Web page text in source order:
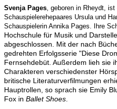
Svenja Pages , geboren in Rheydt,
Schauspielerehepaares Ursula und
Schauspielerin Annika Pages. Ihre
Hochschule für Musik und
abgeschlossen. Mit der nach
gedrehten Erfolgsserie "Diese
Fernsehdebüt. Außerdem lieh sie
Charakteren verschiedenster
britische Literaturverfilmungen
Hauptrollen, so sprach sie Emily
Fox in Ballet Shoes